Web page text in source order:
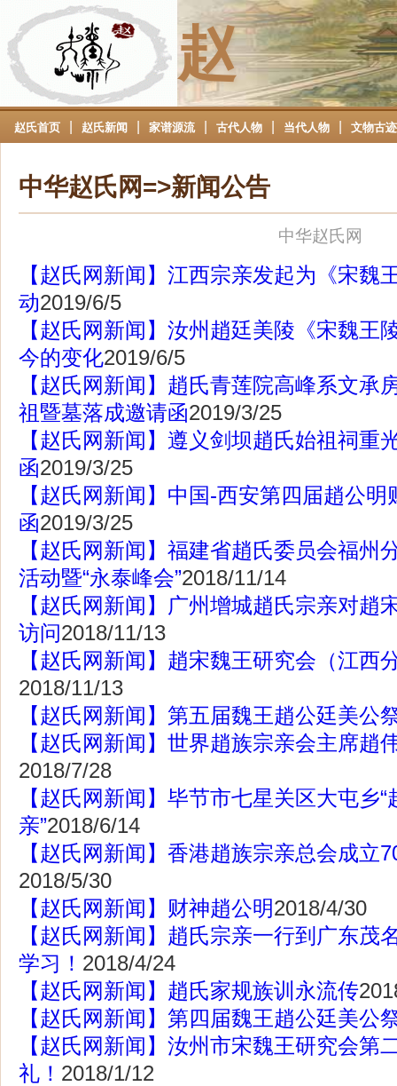
赵
赵氏首页 赵氏新闻 家谱源流 古代人物 当代人物 文物古迹
中华赵氏网=>新闻公告
中华赵氏网
【赵氏网新闻】江西宗亲发起为《宋魏
动2019/6/5
【赵氏网新闻】汝州趙廷美陵《宋魏王
今的变化2019/6/5
【赵氏网新闻】趙氏青莲院高峰系文承
祖暨墓落成邀请函2019/3/25
【赵氏网新闻】遵义剑坝趙氏始祖祠
函2019/3/25
【赵氏网新闻】中国-西安第四届趙公
函2019/3/25
【赵氏网新闻】福建省趙氏委员会福州
活动暨“永泰峰会”2018/11/14
【赵氏网新闻】广州增城趙氏宗亲对趙
访问2018/11/13
【赵氏网新闻】趙宋魏王研究会（江西
2018/11/13
【赵氏网新闻】第五届魏王趙公廷美公
【赵氏网新闻】世界趙族宗亲会主席趙
2018/7/28
【赵氏网新闻】毕节市七星关区大屯乡
亲”2018/6/14
【赵氏网新闻】香港趙族宗亲总会成立
2018/5/30
【赵氏网新闻】财神趙公明2018/4/30
【赵氏网新闻】趙氏宗亲一行到广东茂
学习！ 2018/4/24
【赵氏网新闻】趙氏家规族训永流传
【赵氏网新闻】第四届魏王趙公廷美公
【赵氏网新闻】汝州市宋魏王研究会第
礼！ 2018/1/12